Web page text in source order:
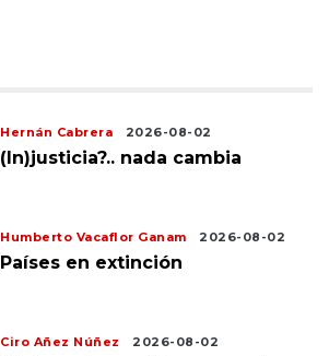
Hernán Cabrera 2026-08-02
(In)justicia?.. nada cambia
Humberto Vacaflor Ganam 2026-08-02
Países en extinción
Ciro Añez Núñez 2026-08-02